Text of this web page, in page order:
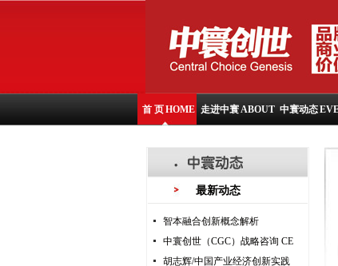
首 页HOME 走进中寰ABOUT 中寰动态
最新动态
智本融合创新概念解析
中寰创世（CGC）战略咨询 CE
胡志辉/中国产业经济创新实践